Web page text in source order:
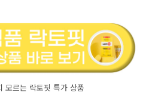
모르는 락토핏 특가 상품